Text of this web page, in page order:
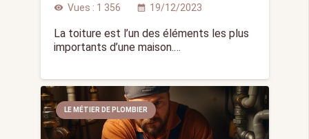
visibility Vues : 1 356 calendar_month 19/12/2023
La toiture est l’un des éléments les plus
importants d’une maison.…
LE MÉTIER DE PLOMBIER